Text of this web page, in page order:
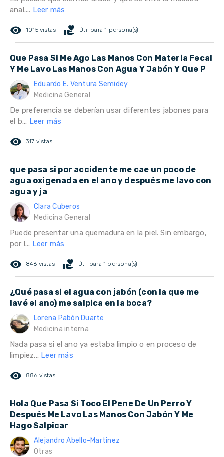
anal.... Leer más
remove_red_eye 1015 vistas volunteer_activism Útil para 1 persona(s)
Que Pasa Si Me Ago Las Manos Con Materia Fecal
Y Me Lavo Las Manos Con Agua Y Jabón Y Que P
Eduardo E. Ventura Semidey
Medicina General
De preferencia se deberían usar diferentes jabones para
el b... Leer más
remove_red_eye 317 vistas
que pasa si por accidente me cae un poco de
agua oxigenada en el ano y después me lavo con
agua y ja
Clara Cuberos
Medicina General
Puede presentar una quemadura en la piel. Sin embargo,
por l... Leer más
remove_red_eye 846 vistas volunteer_activism Útil para 1 persona(s)
¿Qué pasa si el agua con jabón (con la que me
lavé el ano) me salpica en la boca?
Lorena Pabón Duarte
Medicina interna
Nada pasa si el ano ya estaba limpio o en proceso de
limpiez... Leer más
remove_red_eye 886 vistas
Hola Que Pasa Si Toco El Pene De Un Perro Y
Después Me Lavo Las Manos Con Jabón Y Me
Hago Salpicar
Alejandro Abello-Martinez
Otras